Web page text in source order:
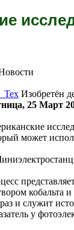
Изобретён
25 Март
может
кобальта
и служит
у